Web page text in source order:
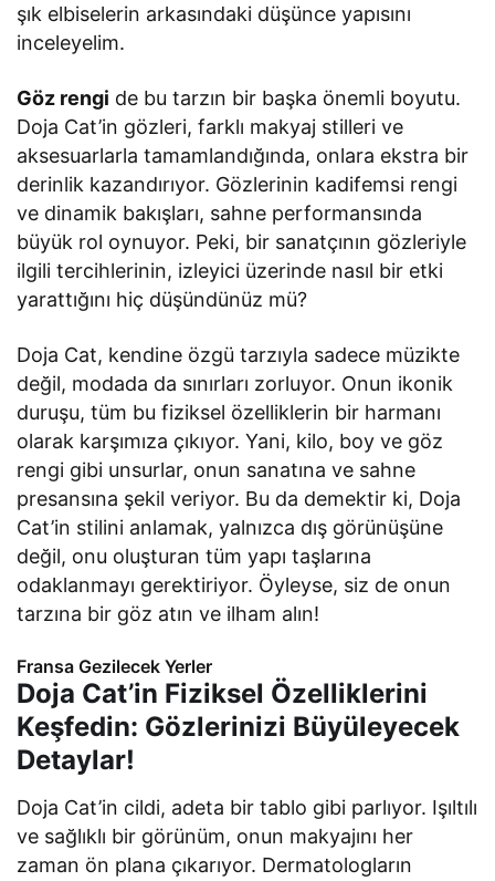
şık elbiselerin arkasındaki düşünce yapısını
inceleyelim.
Göz rengi de bu tarzın bir başka önemli boyutu.
Doja Cat’in gözleri, farklı makyaj stilleri ve
aksesuarlarla tamamlandığında, onlara ekstra bir
derinlik kazandırıyor. Gözlerinin kadifemsi rengi
ve dinamik bakışları, sahne performansında
büyük rol oynuyor. Peki, bir sanatçının gözleriyle
ilgili tercihlerinin, izleyici üzerinde nasıl bir etki
yarattığını hiç düşündünüz mü?
Doja Cat, kendine özgü tarzıyla sadece müzikte
değil, modada da sınırları zorluyor. Onun ikonik
duruşu, tüm bu fiziksel özelliklerin bir harmanı
olarak karşımıza çıkıyor. Yani, kilo, boy ve göz
rengi gibi unsurlar, onun sanatına ve sahne
presansına şekil veriyor. Bu da demektir ki, Doja
Cat’in stilini anlamak, yalnızca dış görünüşüne
değil, onu oluşturan tüm yapı taşlarına
odaklanmayı gerektiriyor. Öyleyse, siz de onun
tarzına bir göz atın ve ilham alın!
Fransa Gezilecek Yerler
Doja Cat’in Fiziksel Özelliklerini
Keşfedin: Gözlerinizi Büyüleyecek
Detaylar!
Doja Cat’in cildi, adeta bir tablo gibi parlıyor. Işıltılı
ve sağlıklı bir görünüm, onun makyajını her
zaman ön plana çıkarıyor. Dermatologların